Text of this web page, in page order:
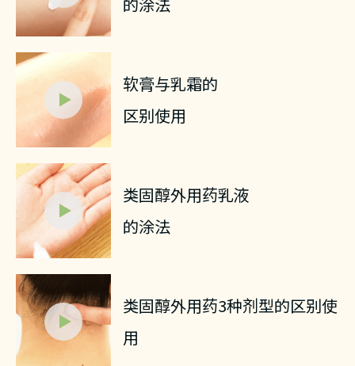
软膏与乳霜的
区别使用
类固醇外用药乳液
的涂法
类固醇外用药3种剂型的区别使
用